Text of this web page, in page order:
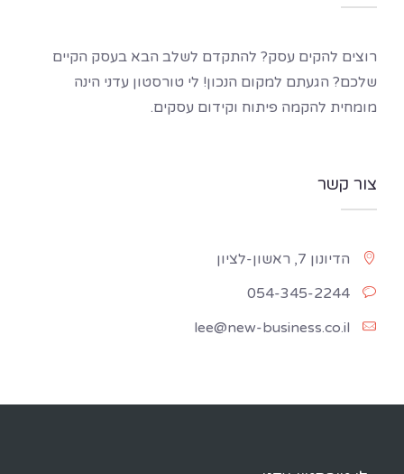
רוצים להקים עסק? להתקדם לשלב הבא בעסק הקיים
שלכם? הגעתם למקום הנכון! לי טורסטון עדני הינה
מומחית להקמה פיתוח וקידום עסקים.
צור קשר
הדיונון 7, ראשון-לציון
054-345-2244
lee@new-business.co.il